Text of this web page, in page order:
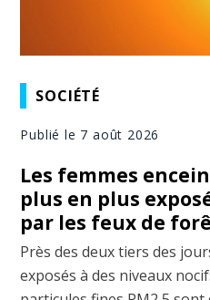
SOCIÉTÉ
Publié le 7 août 2026
Les femmes
plus en plus
par les feux de
Près des deux tiers des
exposés à des niveaux